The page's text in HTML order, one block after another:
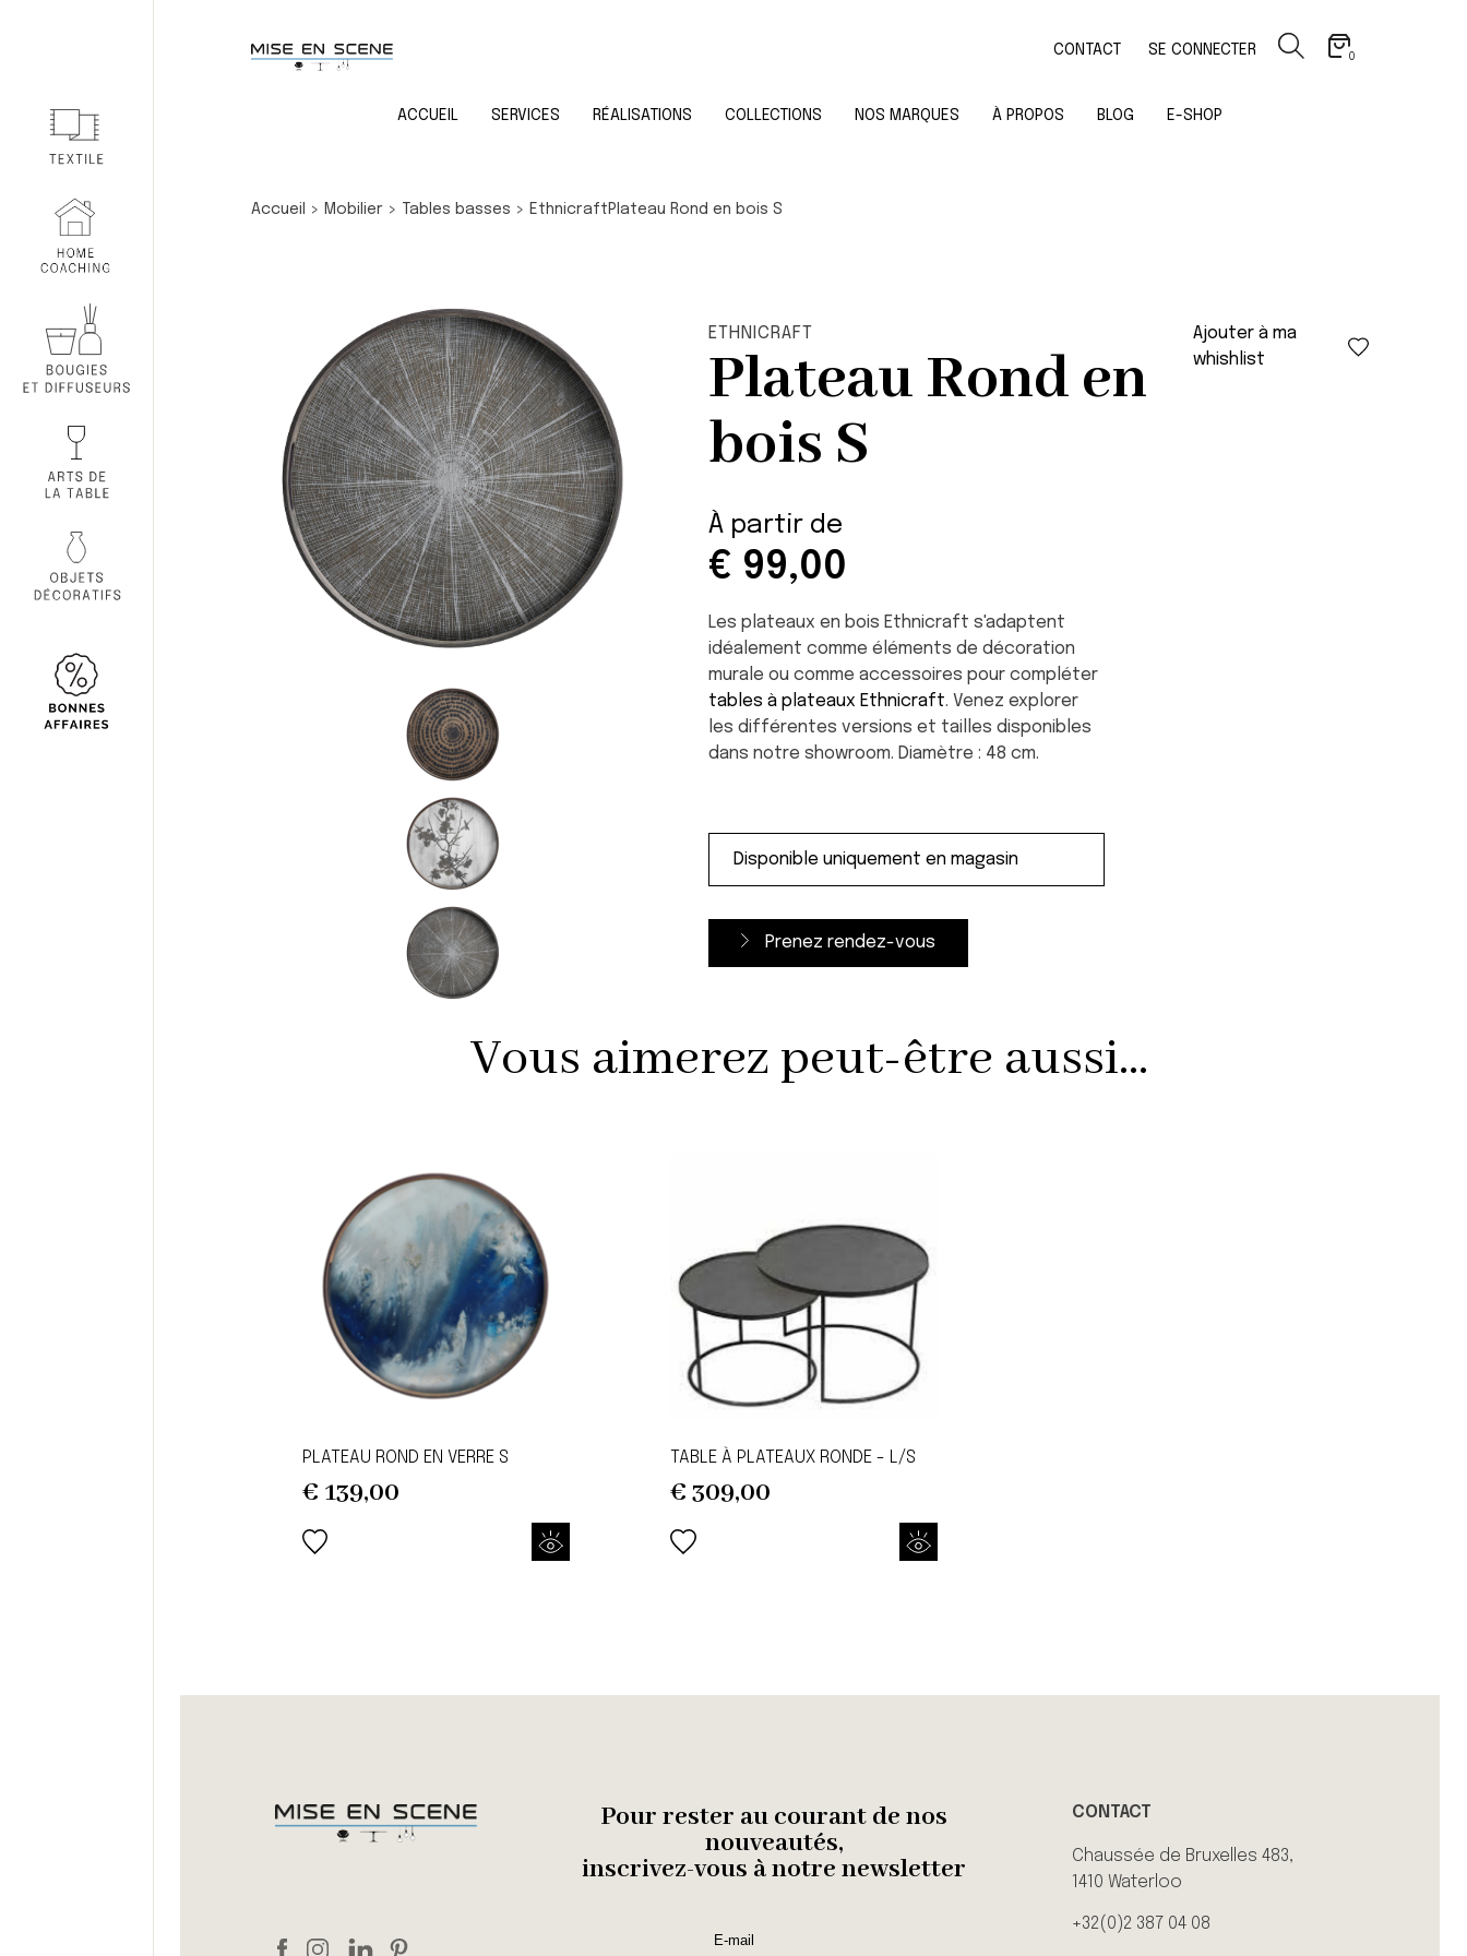
CONTACT SE CONNECTER 0
ACCUEIL SERVICES RÉALISATIONS COLLECTIONS NOS MARQUES À PROPOS BLOG E-SHOP
Accueil > Mobilier > Tables basses > Ethnicraft Plateau Rond en bois S
ETHNICRAFT
Plateau Rond en
bois S
À partir de
€ 99,00
Ajouter à ma
whishlist
Les plateaux en bois Ethnicraft s'adaptent
idéalement comme éléments de décoration
murale ou comme accessoires pour compléter
tables à plateaux Ethnicraft. Venez explorer
les différentes versions et tailles disponibles
dans notre showroom. Diamètre : 48 cm.
Prenez rendez-vous
Vous aimerez peut-être aussi...
PLATEAU ROND EN VERRE S
€ 139,00
TABLE À PLATEAUX RONDE - L/S
€ 309,00
Pour rester au courant de nos
nouveautés,
inscrivez-vous à notre newsletter
CONTACT
Chaussée de Bruxelles 483,
1410 Waterloo
+32(0)2 387 04 08